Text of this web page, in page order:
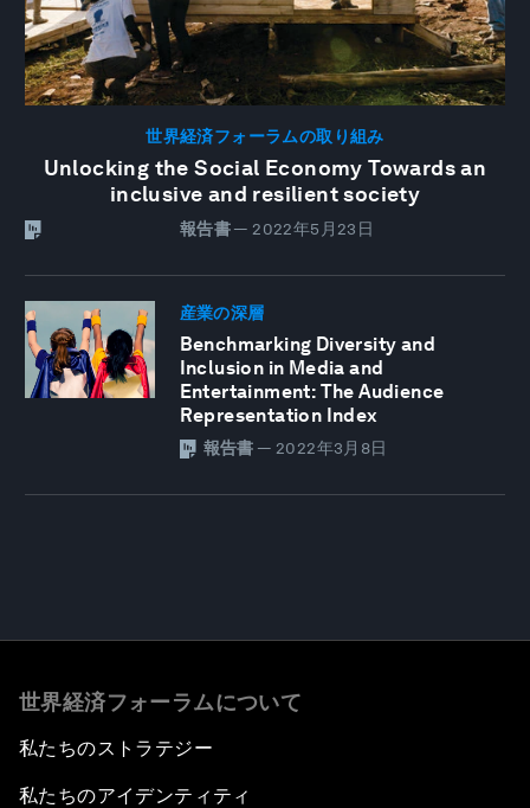
世界経済フォーラムの取り組み
Unlocking the Social Economy Towards an
inclusive and resilient society
報告書— 2022年5月23日
産業の深層
Benchmarking Diversity and
Inclusion in Media and
Entertainment: The Audience
Representation Index
報告書 — 2022年3月8日
世界経済フォーラムについて
私たちのストラテジー
私たちのアイデンティティ